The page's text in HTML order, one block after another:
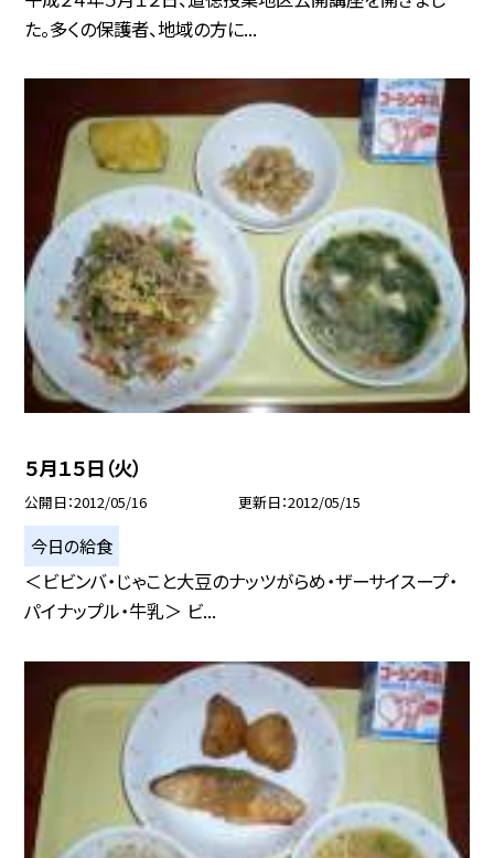
た。多くの保護者、地域の方に...
５月１５日（火）
公開日 2012/05/16 更新日 2012/05/15
今日の給食
＜ビビンバ・じゃこと大豆のナッツがらめ・ザーサイスープ・
パイナップル・牛乳＞ ビ...